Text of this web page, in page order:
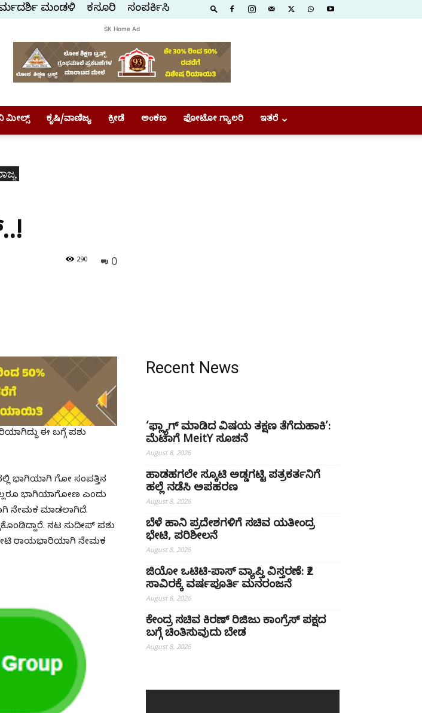
ಮಂಡಳಿ ಕಸ್ತೂರಿ ಸಂಪರ್ಕಿಸಿ
SK Home Ad
ಮೀಲ್ಸ್ ಕೃಷಿ/ವಾಣಿಜ್ಯ ಕ್ರೀಡೆ ಅಂಕಣ ಫೋಟೋ ಗ್ಯಾಲರಿ ಇತರೆ
0
290
ಈ ಬಗ್ಗೆ ಪಶು
ಭಾಗಿಯಾಗಿ ಗೋ ಸಂಪತ್ತಿನ
ಭಾಗಿಯಾಗೋಣ ಎಂದು
ನೇಮಕ ಮಾಡಲಾಗಿದೆ.
ನಟ ಸುದೀಪ್‌ ಪಶು
ರಾಯಭಾರಿಯಾಗಿ ನೇಮಕ
Recent News
‘ಫ್ಲ್ಯಾಗ್ ಮಾಡಿದ ವಿಷಯ ತಕ್ಷಣ ತೆಗೆದುಹಾಕಿ’:
ಮೆಟಾಗೆ MeitY ಸೂಚನೆ
August 8, 2026
ಹಾಡಹಗಲೇ ಸ್ಕೂಟಿ ಅಡ್ಡಗಟ್ಟಿ ಪತ್ರಕರ್ತನಿಗೆ
ಹಲ್ಲೆ ನಡೆಸಿ ಅಪಹರಣ
August 8, 2026
ಬೆಳೆ ಹಾನಿ ಪ್ರದೇಶಗಳಿಗೆ ಸಚಿವ ಯತೀಂದ್ರ
ಭೇಟಿ, ಪರಿಶೀಲನೆ
August 8, 2026
ಜಿಯೋ ಒಟಿಟಿ-ಪಾಸ್ ವ್ಯಾಪ್ತಿ ವಿಸ್ತರಣೆ: ₹2
ಸಾವಿರಕ್ಕೆ ವರ್ಷಪೂರ್ತಿ ಮನರಂಜನೆ
August 8, 2026
ಕೇಂದ್ರ ಸಚಿವ ಕಿರಣ್ ರಿಜಿಜು ಕಾಂಗ್ರೆಸ್ ಪಕ್ಷದ
ಬಗ್ಗೆ ಚಿಂತಿಸುವುದು ಬೇಡ
August 8, 2026